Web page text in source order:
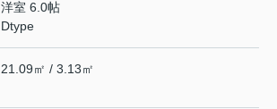
洋室 6.0帖
Dtype
21.09㎡ / 3.13㎡